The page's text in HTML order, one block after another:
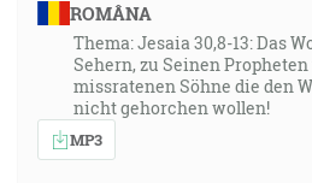
ROMÂNA
Thema: Jesaia 30,8-13: Das
Sehern, zu Seinen
missratenen Söhne die den
nicht gehorchen wollen!
MP3